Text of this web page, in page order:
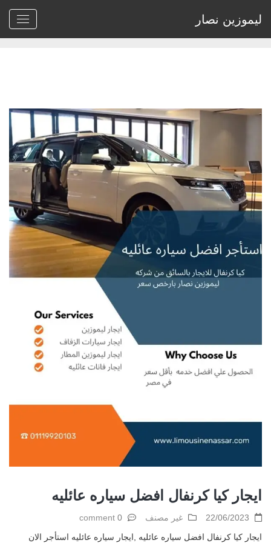
ليموزين نصار
Home
> Archive by tag كرنفال 22"
ايجار كيا كرنفال افضل سياره عائليه
22/06/2023 غير مصنف
0 comment
ايجار كيا كرنفال افضل سياره عائليه ,ايجار سياره عائليه استأجر الان